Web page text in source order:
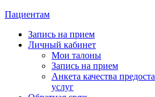
Пациентам
Запись на прием
Личный кабинет
Мои талоны
Запись на прием
Анкета качества
услуг